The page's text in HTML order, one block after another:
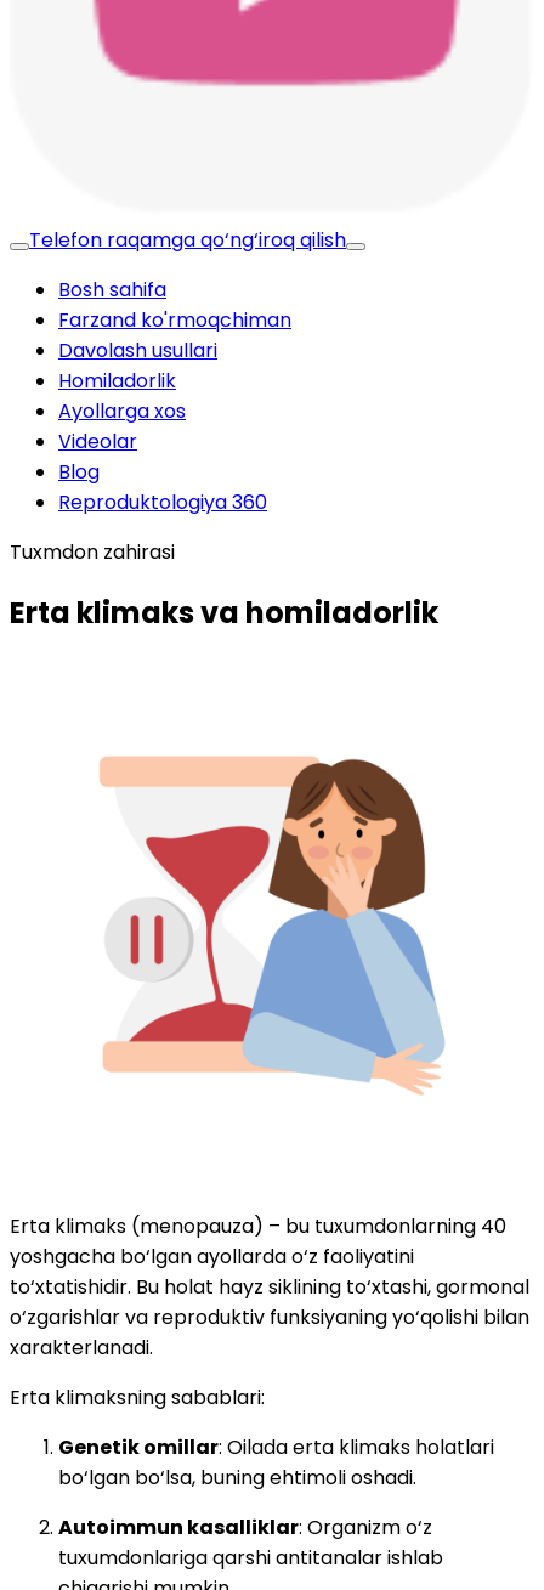
Telefon raqamga qo‘ng‘iroq qilish
Bosh sahifa
Farzand ko'rmoqchiman
Davolash usullari
Homiladorlik
Ayollarga xos
Videolar
Blog
Reproduktologiya 360
Tuxmdon zahirasi
Erta klimaks va homiladorlik
Erta klimaks (menopauza) – bu tuxumdonlarning 40
yoshgacha bo‘lgan ayollarda o‘z faoliyatini
to‘xtatishidir. Bu holat hayz siklining to‘xtashi, gormonal
o‘zgarishlar va reproduktiv funksiyaning yo‘qolishi bilan
xarakterlanadi.
Erta klimaksning sabablari:
Genetik omillar: Oilada erta klimaks holatlari
bo‘lgan bo‘lsa, buning ehtimoli oshadi.
Autoimmun kasalliklar: Organizm o‘z
tuxumdonlariga qarshi antitanalar ishlab